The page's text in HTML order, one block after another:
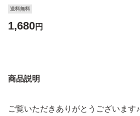
送料無料
1,680円
商品説明
ご覧いただきありがとうございます♪